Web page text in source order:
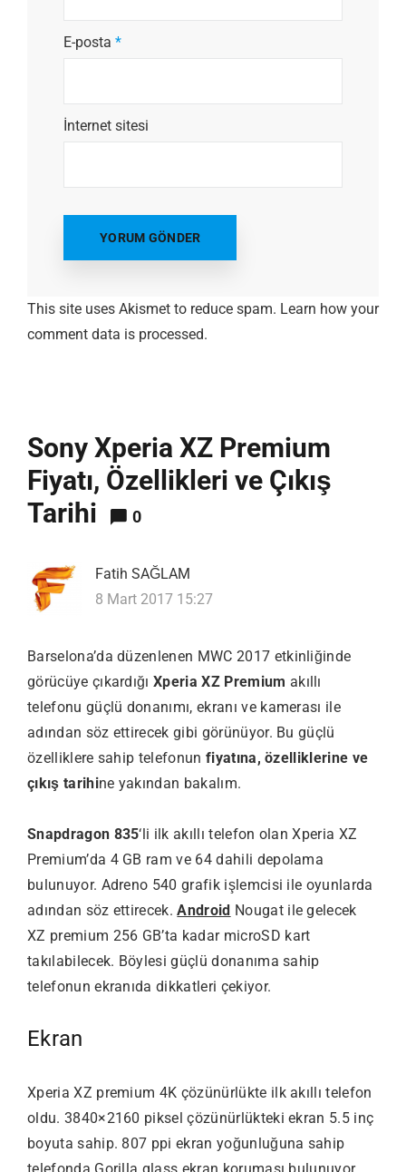
E-posta *
İnternet sitesi
This site uses Akismet to reduce spam. Learn how your
comment data is processed.
Sony Xperia XZ Premium
Fiyatı, Özellikleri ve Çıkış
Tarihi
0
Fatih SAĞLAM
8 Mart 2017 15:27
Barselona’da düzenlenen MWC 2017 etkinliğinde
görücüye çıkardığıXperia XZ Premium akıllı
telefonu güçlü donanımı, ekranı ve kamerası ile
adından söz ettirecek gibi görünüyor. Bu güçlü
özelliklere sahip telefonun fiyatına, özelliklerine ve
çıkış tarihine yakından bakalım.
Snapdragon 835‘li ilk akıllı telefon olan Xperia XZ
Premium’da 4 GB ram ve 64 dahili depolama
bulunuyor. Adreno 540 grafik işlemcisi ile oyunlarda
adından söz ettirecek.Android Nougat ile gelecek
XZ premium 256 GB’ta kadar microSD kart
takılabilecek. Böylesi güçlü donanıma sahip
telefonun ekranıda dikkatleri çekiyor.
Ekran
Xperia XZ premium 4K çözünürlükte ilk akıllı telefon
oldu. 3840×2160 piksel çözünürlükteki ekran 5.5 inç
boyuta sahip. 807 ppi ekran yoğunluğuna sahip